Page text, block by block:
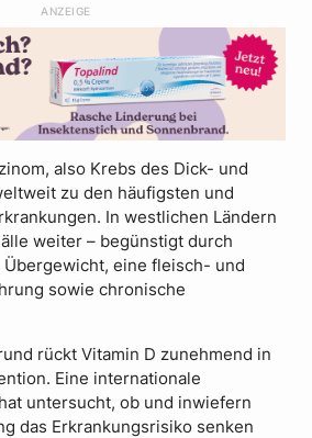
ANZEIGE
also Krebs des Dick- und
zu den häufigsten und
In westlichen Ländern
weiter – begünstigt durch
Übergewicht, eine fleisch- und
sowie chronische
rückt Vitamin D zunehmend in
Eine internationale
untersucht, ob und inwiefern
das Erkrankungsrisiko senken